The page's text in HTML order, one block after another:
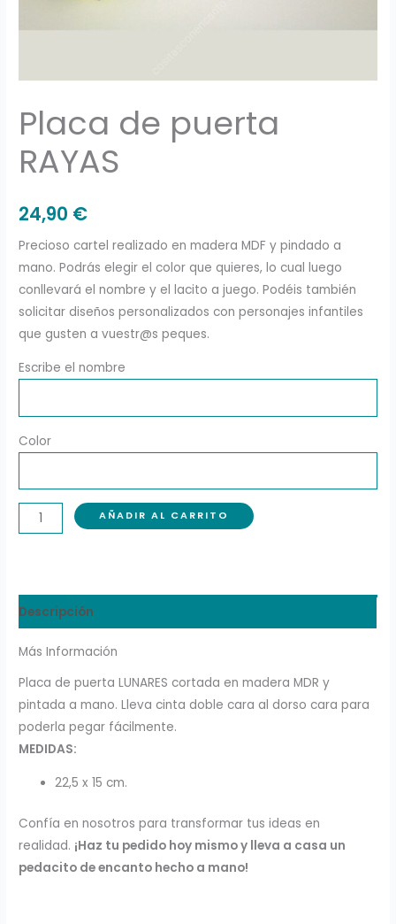
Placa de puerta
RAYAS
24,90 €
Precioso cartel realizado en madera MDF y pindado a
mano. Podrás elegir el color que quieres, lo cual luego
conllevará el nombre y el lacito a juego. Podéis también
solicitar diseños personalizados con personajes infantiles
que gusten a vuestr@s peques.
Escribe el nombre
Color
AÑADIR AL CARRITO
Descripción
Más Información
Placa de puerta LUNARES cortada en madera MDR y
pintada a mano. Lleva cinta doble cara al dorso cara para
poderla pegar fácilmente.
MEDIDAS:
22,5 x 15 cm.
Confía en nosotros para transformar tus ideas en
realidad. ¡Haz tu pedido hoy mismo y lleva a casa un
pedacito de encanto hecho a mano!